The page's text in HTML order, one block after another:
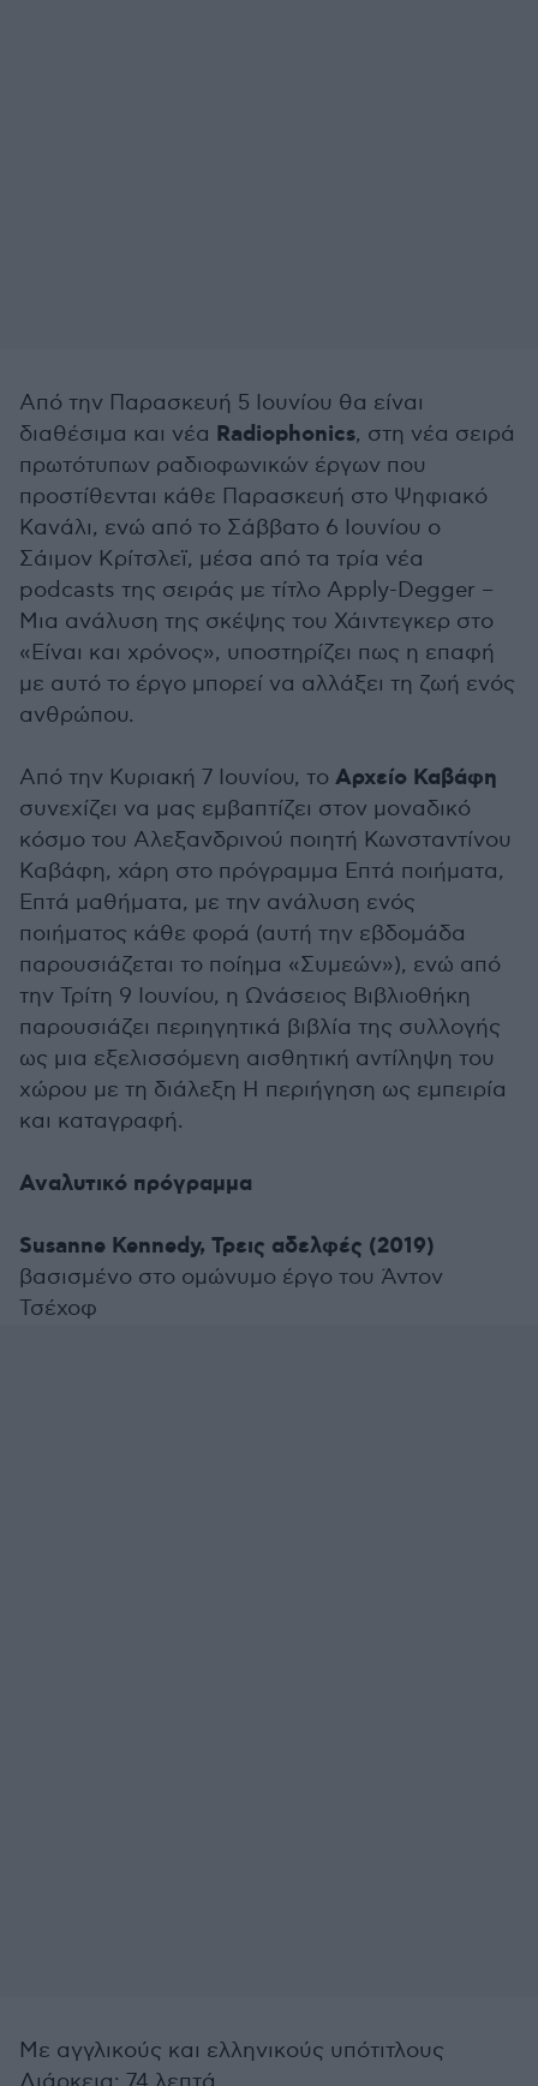
Από την Παρασκευή 5 Ιουνίου θα είναι
διαθέσιμα και νέα Radiophonics, στη νέα σειρά
πρωτότυπων ραδιοφωνικών έργων που
προστίθενται κάθε Παρασκευή στο Ψηφιακό
Κανάλι, ενώ από το Σάββατο 6 Ιουνίου ο
Σάιμον Κρίτσλεϊ, μέσα από τα τρία νέα
podcasts της σειράς με τίτλο Apply-Degger –
Μια ανάλυση της σκέψης του Χάιντεγκερ στο
«Είναι και χρόνος», υποστηρίζει πως η επαφή
με αυτό το έργο μπορεί να αλλάξει τη ζωή ενός
ανθρώπου.
Από την Κυριακή 7 Ιουνίου, το Αρχείο Καβάφη
συνεχίζει να μας εμβαπτίζει στον μοναδικό
κόσμο του Αλεξανδρινού ποιητή Κωνσταντίνου
Καβάφη, χάρη στο πρόγραμμα Επτά ποιήματα,
Επτά μαθήματα, με την ανάλυση ενός
ποιήματος κάθε φορά (αυτή την εβδομάδα
παρουσιάζεται το ποίημα «Συμεών»), ενώ από
την Τρίτη 9 Ιουνίου, η Ωνάσειος Βιβλιοθήκη
παρουσιάζει περιηγητικά βιβλία της συλλογής
ως μια εξελισσόμενη αισθητική αντίληψη του
χώρου με τη διάλεξη H περιήγηση ως εμπειρία
και καταγραφή.
Αναλυτικό πρόγραμμα
Susanne Kennedy, Τρεις αδελφές (2019)
βασισμένο στο ομώνυμο έργο του Άντον
Τσέχοφ
Με αγγλικούς και ελληνικούς υπότιτλους